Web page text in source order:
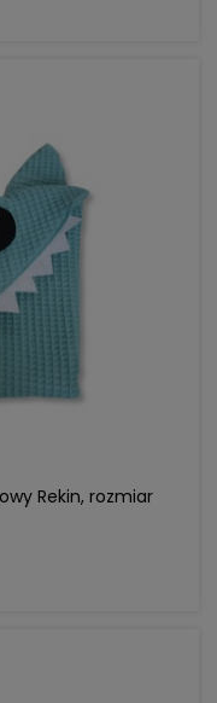
Rekin, rozmiar